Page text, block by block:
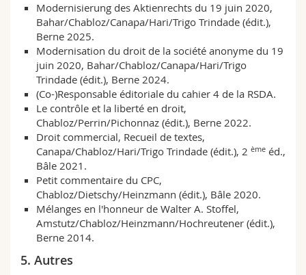
Modernisierung des Aktienrechts du 19 juin 2020,
Bahar/Chabloz/Canapa/Hari/Trigo Trindade (édit.),
Berne 2025.
Modernisation du droit de la société anonyme du 19
juin 2020, Bahar/Chabloz/Canapa/Hari/Trigo
Trindade (édit.), Berne 2024.
(Co-)Responsable éditoriale du cahier 4 de la RSDA.
Le contrôle et la liberté en droit,
Chabloz/Perrin/Pichonnaz (édit.), Berne 2022.
Droit commercial, Recueil de textes,
Canapa/Chabloz/Hari/Trigo Trindade (édit.), 2 èmeéd.,
Bâle 2021.
Petit commentaire du CPC,
Chabloz/Dietschy/Heinzmann (édit.), Bâle 2020.
Mélanges en l'honneur de Walter A. Stoffel,
Amstutz/Chabloz/Heinzmann/Hochreutener (édit.),
Berne 2014.
5. Autres